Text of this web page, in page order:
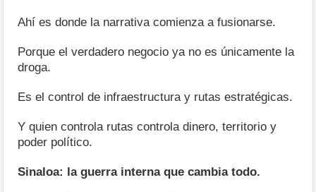
Ahí es donde la narrativa comienza a fusionarse.
Porque el verdadero negocio ya no es únicamente la
droga.
Es el control de infraestructura y rutas estratégicas.
Y quien controla rutas controla dinero, territorio y
poder político.
Sinaloa: la guerra interna que cambia todo.